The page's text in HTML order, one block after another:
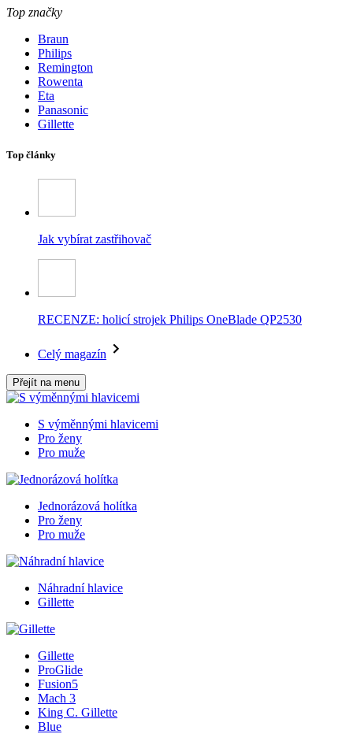
Top značky
Braun
Philips
Remington
Rowenta
Eta
Panasonic
Gillette
Top články
Jak vybírat zastřihovač
RECENZE: holicí strojek Philips OneBlade QP2530
Celý magazín
Přejít na menu
S výměnnými hlavicemi
Pro ženy
Pro muže
Jednorázová holítka
Pro ženy
Pro muže
Náhradní hlavice
Gillette
Gillette
ProGlide
Fusion5
Mach 3
King C. Gillette
Blue